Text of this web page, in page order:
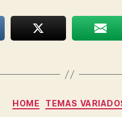
Categorias
HOME TEMAS